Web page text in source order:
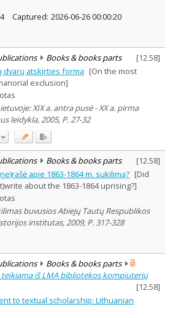
Captured: 2026-06-26 00:00:20
Books & books parts [12.58]
dvarų atskirties formą [On the most
exclusion]
XIX a. antra pusė - XX a. pirma
leidykla, 2005, P. 27-32
Books & books parts [12.58]
apie 1863-1864 m. sukilimą? [Did
about the 1863-1864 uprising?]
buvusios Abiejų Tautų Respublikos
institutas, 2009, P. 317-328
Books & books parts
iš LMA bibliotekos kompiuterių
[12.58]
to textual scholarship: Lithuanian